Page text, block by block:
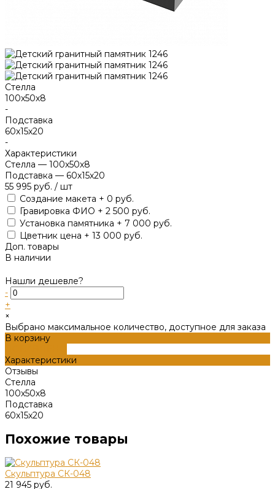
Стелла
100х50х8
-
Подставка
60х15х20
-
Характеристики
Стелла — 100х50х8
Подставка — 60х15х20
55 995 руб. / шт
Создание макета + 0 руб.
Гравировка ФИО + 2 500 руб.
Установка памятника + 7 000 руб.
Цветник цена + 13 000 руб.
Доп. товары
В наличии
Нашли дешевле?
-
+
×
Выбрано максимальное количество, доступное для заказа
В корзину
Характеристики
Отзывы
Стелла
100х50х8
Подставка
60х15х20
Похожие товары
Скульптура СК-048
21 945 руб.